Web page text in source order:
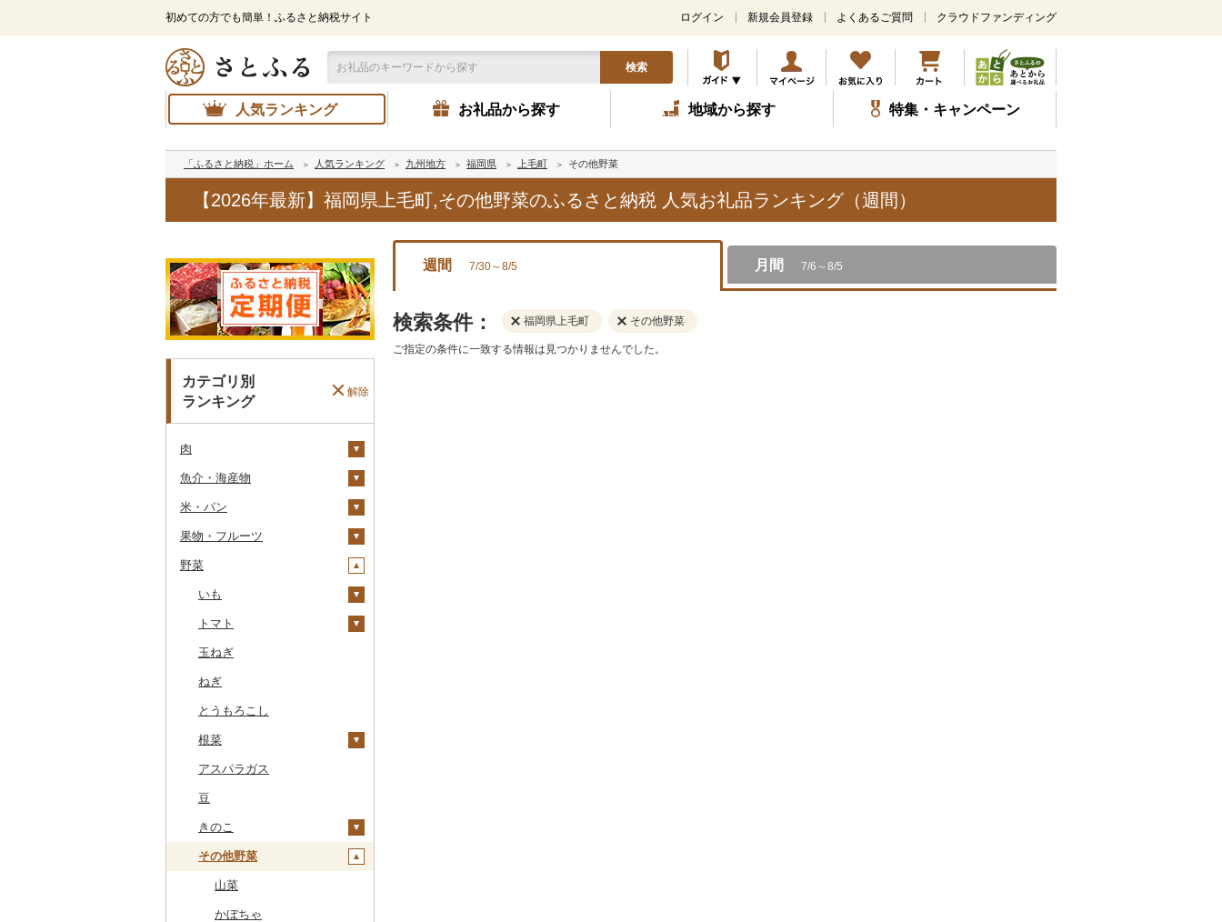
初めての方でも簡単！ふるさと納税サイト
メ
ン
コ
ン
テ
ツ
キ
ッ
プ
ログイン 新規会員登録 よくあるご質問 クラウドファンディング
検索
人気ランキング お礼品から探す 地域から探す 特集・キャンペーン
「ふるさと納税」ホーム 人気ランキング 九州地方 福岡県 上毛町 その他野菜
【2026年最新】福岡県上毛町,その他野菜のふるさと納税 人気お礼品ランキング（週間）
カテゴリ別
ランキング
解除
肉
牛肉（精肉）
ステーキ
すき焼き
焼肉
牛タン
和牛
黒毛和牛
白老牛
仙台牛
米沢牛
常陸牛
上州牛
飛騨牛
近江牛
牛肉（加工品）
ハンバーグ
ローストビーフ
ビーフジャーキー
その他牛肉（加工品）
豚肉（精肉）
すき焼き
しゃぶしゃぶ
焼肉
アグー豚
その他豚肉（精肉）
豚肉（加工品）
ハンバーグ
もつ鍋
ハム
ソーセージ・ウインナ
鶏肉
鶏肉（精肉）
ハム・ソーセージ
唐揚げ
中津からあげ
水炊き
地鶏
その他鶏肉
鹿肉
馬肉
羊肉・ラム肉（ジンギス
魚介・海産物
カニ
ズワイガニ
毛ガニ
かにしゃぶ
その他カニ
エビ
ボタンエビ
伊勢海老
その他エビ
いくら
うに
明太子・たらこ
明太子
たらこ
その他魚卵
数の子
からすみ
キャビア
その他魚卵
貝
帆立（ホタテ）
鮑（アワビ）
牡蠣（カキ）
しじみ
サザエ
はまぐり
その他貝
うなぎ
鮮魚
鮭・サーモン
イワシ
カツオ
金目鯛
クエ
イカ・タコ
タコ
海苔・海藻
海苔
わかめ
ひじき
その他海苔・海藻
干物
ししゃも
その他干物
その他魚介・加工品
しらす・ちりめん
かまぼこ・練り製品
米・パン
米
無洗米
玄米
金芽米
ゆめぴりか
つや姫
コシヒカリ
はえぬき
あきたこまち
ひとめぼれ
ミルキークィーン
ななつぼし
雑穀
餅
その他穀物加工品
パン
果物・フルーツ
ぶどう・マスカット
巨峰
ナガノパープル
ピオーネ
デラウェア
シャインマスカット
その他ぶどう・マスカ
いちご
りんご
もも
メロン
さくらんぼ
梨
和梨
マンゴー
みかん・柑橘
みかん
レモン
不知火・デコポン
せとか
すいか
キウイ
柿（カキ）
ドライフルーツ
野菜
いも
じゃがいも
さつまいも
その他いも
トマト
フルーツトマト
ミニトマト
その他トマト
玉ねぎ
ねぎ
とうもろこし
根菜
人参
自然薯
レンコン
にんにく・生姜
その他根菜
アスパラガス
豆
きのこ
しいたけ
松茸
その他きのこ
その他野菜
山菜
かぼちゃ
週間 7/30～8/5 月間 7/6～8/5
検索条件： 福岡県上毛町 その他野菜
ご指定の条件に一致する情報は見つかりませんでした。